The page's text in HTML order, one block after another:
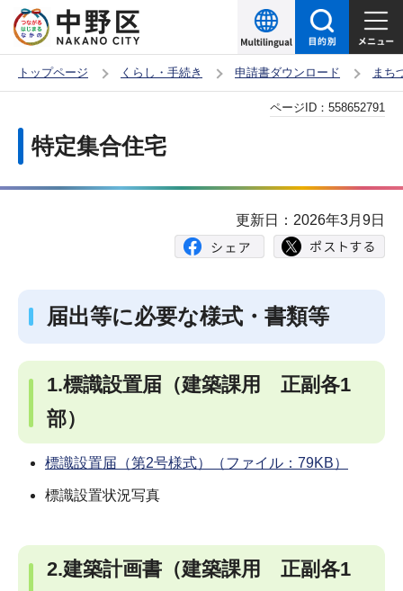
の
ー
頭
トップページ くらし・手続き 申請書ダウンロード まち
特定集合住宅
ページID： 558652791
更新日：2026年3月9日
届出等に必要な様式・書類等
1.標識設置届（建築課用 正副各1
部）
標識設置届（第2号様式）（ファイル：79KB）
標識設置状況写真
2.建築計画書（建築課用 正副各1